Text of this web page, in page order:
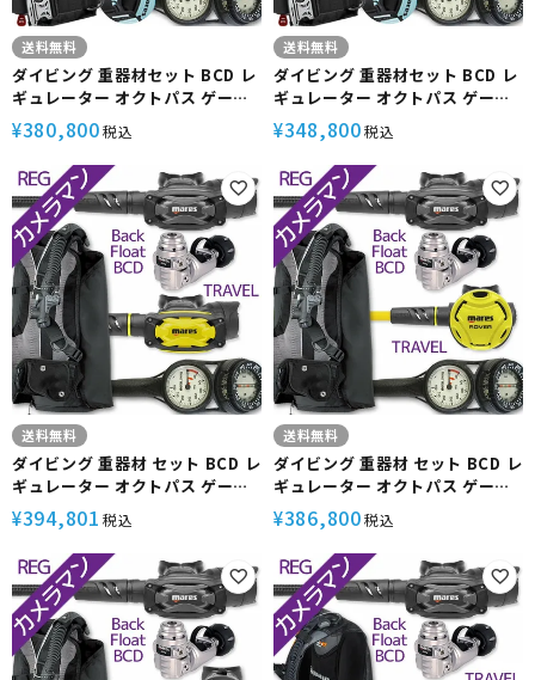
送料無料
ダイビング 重器材セット BCD レ
ギュレーター オクトパス ゲージ
重器材セット 4点
【MagellanHD-SXSwKit-
octRVR-Hmfx2】 MARES マレ
ス スキューバダイビング OH オ
ーバーホール クーポン プレゼン
ト アゴ楽 カメラマンREG あごら
く
¥380,800税込
送料無料
ダイビング 重器材セット BCD レ
ギュレーター オクトパス ゲージ
重器材セット 4点
【MagellanHD-SXSwKit-
Hoct2-Hmfx2】 MARES マレス
スキューバダイビング OH オーバ
ーホール クーポン プレゼント ア
ゴ楽 カメラマンREG あごらく
¥348,800税込
送料無料
ダイビング 重器材 セット BCD レ
ギュレーター オクトパス ゲージ
重器材セット 4点 【Rogue-
SXSwKit-octSXS-Hmfx2】
AQUALUNG アクアラング
Mares マレス HeleIWaho ヘレ
イワホ スキューバダイビング OH
オーバーホール クーポン プレゼ
ント アゴ楽 カメラマンREG あご
らく
¥394,801 税込
送料無料
ダイビング 重器材 セット BCD レ
ギュレーター オクトパス ゲージ
重器材セット 4点 【Rogue-
SXSwKit-octRVR-Hmfx2】
AQUALUNG アクアラング
Mares マレス HeleIWaho ヘレ
イワホ スキューバダイビング OH
オーバーホール クーポン プレゼ
ント アゴ楽 カメラマンREG あご
らく
¥386,800税込